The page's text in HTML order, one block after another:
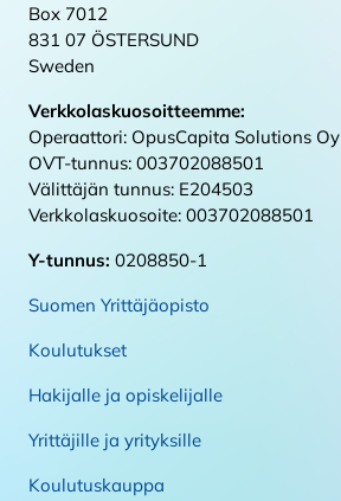
Box 7012
831 07 ÖSTERSUND
Sweden
Verkkolaskuosoitteemme:
Operaattori: OpusCapita Solutions Oy
OVT-tunnus: 003702088501
Välittäjän tunnus: E204503
Verkkolaskuosoite: 003702088501
Y-tunnus: 0208850-1
Suomen Yrittäjäopisto
Koulutukset
Hakijalle ja opiskelijalle
Yrittäjille ja yrityksille
Koulutuskauppa